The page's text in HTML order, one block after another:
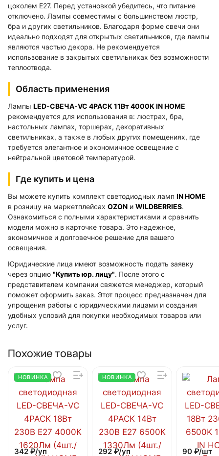
цоколем E27. Перед установкой убедитесь, что питание
отключено. Лампы совместимы с большинством люстр,
бра и других светильников. Благодаря форме свечи они
идеально подходят для открытых светильников, где лампы
являются частью декора. Не рекомендуется
использование в закрытых светильниках без возможности
теплоотвода.
Область применения
Лампы LED-СВЕЧА-VC 4PACK 11Вт 4000K IN HOME
рекомендуется для использования в: люстрах, бра,
настольных лампах, торшерах, декоративных
светильниках, а также в любых других помещениях, где
требуется элегантное и экономичное освещение с
нейтральной цветовой температурой.
Где купить и цена
Вы можете купить комплект светодиодных ламп IN HOME
в розницу на маркетплейсах OZON и WILDBERRIES.
Ознакомиться с полными характеристиками и сравнить
модели можно в карточке товара. Это надежное,
экономичное и долговечное решение для вашего
освещения.
Юридические лица имеют возможность подать заявку
через опцию "Купить юр. лицу". После этого с
представителем компании свяжется менеджер, который
поможет оформить заказ. Этот процесс предназначен для
упрощения работы с юридическими лицами и создания
удобных условий для покупки необходимых товаров или
услуг.
Похожие товары
НОВИНКА
342 ₽/уп
НОВИНКА
292 ₽/уп 90 ₽/шт